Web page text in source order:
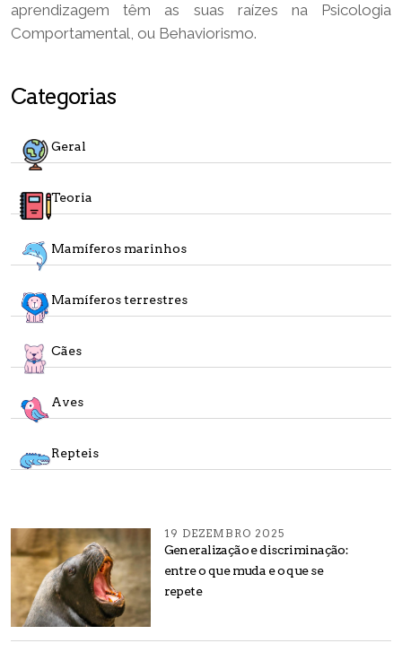
aprendizagem têm as suas raízes na Psicologia
Comportamental, ou Behaviorismo.
Categorias
Geral
Teoria
Mamíferos marinhos
Mamíferos terrestres
Cães
Aves
Repteis
19 DEZEMBRO 2025
Generalização e discriminação:
entre o que muda e o que se
repete